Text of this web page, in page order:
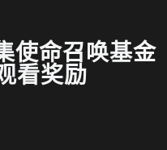
使命召唤基金
看奖励